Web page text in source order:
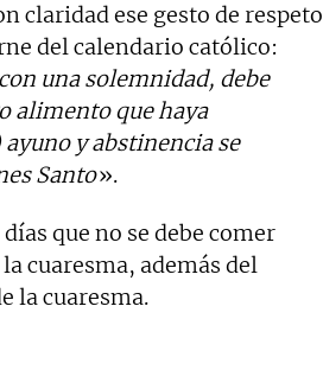
claridad ese gesto de respeto
del calendario católico:
una solemnidad, debe
alimento que haya
y abstinencia se
Santo».
que no se debe comer
cuaresma, además del
la cuaresma.